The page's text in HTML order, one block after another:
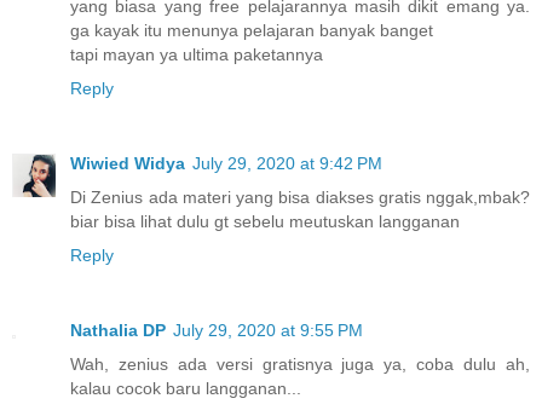
yang biasa yang free pelajarannya masih dikit emang ya.
ga kayak itu menunya pelajaran banyak banget
tapi mayan ya ultima paketannya
Reply
Wiwied Widya July 29, 2020 at 9:42 PM
Di Zenius ada materi yang bisa diakses gratis nggak,mbak?
biar bisa lihat dulu gt sebelu meutuskan langganan
Reply
Nathalia DP July 29, 2020 at 9:55 PM
Wah, zenius ada versi gratisnya juga ya, coba dulu ah,
kalau cocok baru langganan...